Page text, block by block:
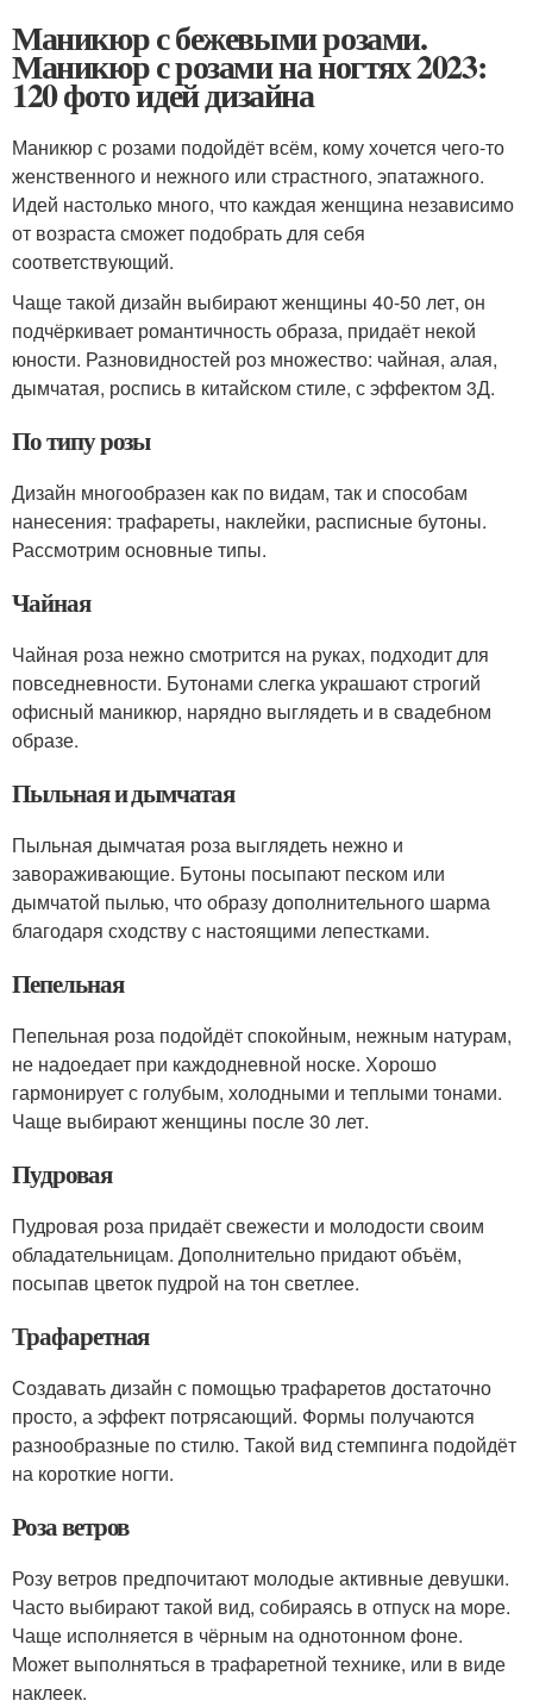
Маникюр с бежевыми розами.
Маникюр с розами на ногтях 2023:
120 фото идей дизайна
Маникюр с розами подойдёт всём, кому хочется чего-то
женственного и нежного или страстного, эпатажного.
Идей настолько много, что каждая женщина независимо
от возраста сможет подобрать для себя
соответствующий.
Чаще такой дизайн выбирают женщины 40-50 лет, он
подчёркивает романтичность образа, придаёт некой
юности. Разновидностей роз множество: чайная, алая,
дымчатая, роспись в китайском стиле, с эффектом 3Д.
По типу розы
Дизайн многообразен как по видам, так и способам
нанесения: трафареты, наклейки, расписные бутоны.
Рассмотрим основные типы.
Чайная
Чайная роза нежно смотрится на руках, подходит для
повседневности. Бутонами слегка украшают строгий
офисный маникюр, нарядно выглядеть и в свадебном
образе.
Пыльная и дымчатая
Пыльная дымчатая роза выглядеть нежно и
завораживающие. Бутоны посыпают песком или
дымчатой пылью, что образу дополнительного шарма
благодаря сходству с настоящими лепестками.
Пепельная
Пепельная роза подойдёт спокойным, нежным натурам,
не надоедает при каждодневной носке. Хорошо
гармонирует с голубым, холодными и теплыми тонами.
Чаще выбирают женщины после 30 лет.
Пудровая
Пудровая роза придаёт свежести и молодости своим
обладательницам. Дополнительно придают объём,
посыпав цветок пудрой на тон светлее.
Трафаретная
Создавать дизайн с помощью трафаретов достаточно
просто, а эффект потрясающий. Формы получаются
разнообразные по стилю. Такой вид стемпинга подойдёт
на короткие ногти.
Роза ветров
Розу ветров предпочитают молодые активные девушки.
Часто выбирают такой вид, собираясь в отпуск на море.
Чаще исполняется в чёрным на однотонном фоне.
Может выполняться в трафаретной технике, или в виде
наклеек.